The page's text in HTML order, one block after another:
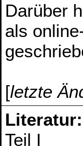
Darüber
als
[letzte
Literatur:
Teil I